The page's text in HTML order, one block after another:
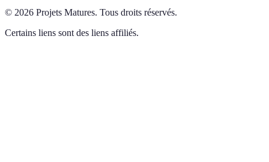
© 2026 Projets Matures. Tous droits réservés.
Certains liens sont des liens affiliés.